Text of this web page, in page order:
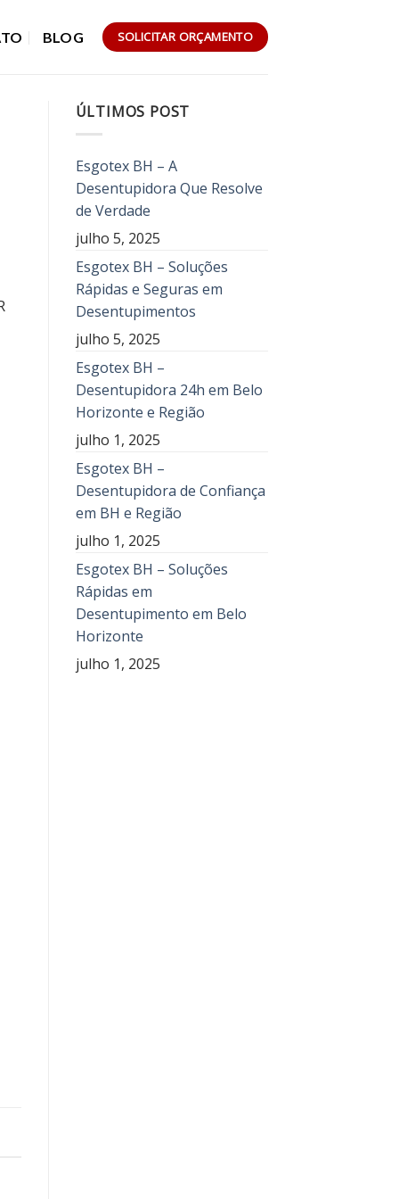
BLOG SOLICITAR ORÇAMENTO
ÚLTIMOS POST
Esgotex BH – A
Desentupidora Que Resolve
de Verdade
julho 5, 2025
Esgotex BH – Soluções
Rápidas e Seguras em
Desentupimentos
julho 5, 2025
Esgotex BH –
Desentupidora 24h em Belo
Horizonte e Região
julho 1, 2025
Esgotex BH –
Desentupidora de Confiança
em BH e Região
julho 1, 2025
Esgotex BH – Soluções
Rápidas em
Desentupimento em Belo
Horizonte
julho 1, 2025